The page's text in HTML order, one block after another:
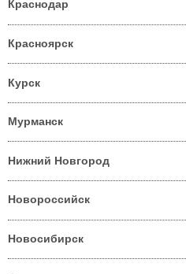
Краснодар
Красноярск
Курск
Мурманск
Нижний Новгород
Новороссийск
Новосибирск